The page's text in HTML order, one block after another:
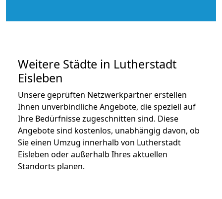
Weitere Städte in Lutherstadt
Eisleben
Unsere geprüften Netzwerkpartner erstellen
Ihnen unverbindliche Angebote, die speziell auf
Ihre Bedürfnisse zugeschnitten sind. Diese
Angebote sind kostenlos, unabhängig davon, ob
Sie einen Umzug innerhalb von Lutherstadt
Eisleben oder außerhalb Ihres aktuellen
Standorts planen.